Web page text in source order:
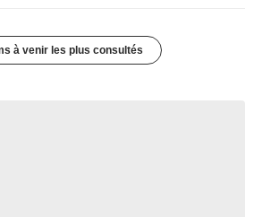
à venir les plus consultés